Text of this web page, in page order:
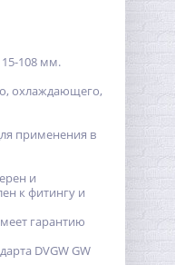
108 мм.
охлаждающего,
применения в
и
к фитингу и
гарантию
DVGW GW